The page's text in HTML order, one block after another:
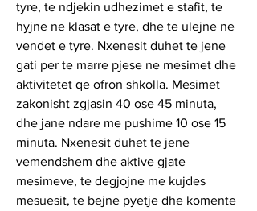
tyre, te ndjekin udhezimet e stafit, te
hyjne ne klasat e tyre, dhe te ulejne ne
vendet e tyre. Nxenesit duhet te jene
gati per te marre pjese ne mesimet dhe
aktivitetet qe ofron shkolla. Mesimet
zakonisht zgjasin 40 ose 45 minuta,
dhe jane ndare me pushime 10 ose 15
minuta. Nxenesit duhet te jene
vemendshem dhe aktive gjate
mesimeve, te degjojne me kujdes
mesuesit, te bejne pyetje dhe komente